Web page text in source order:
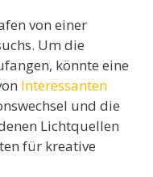
von einer
Um die
könnte eine
Interessanten
und die
Lichtquellen
für kreative